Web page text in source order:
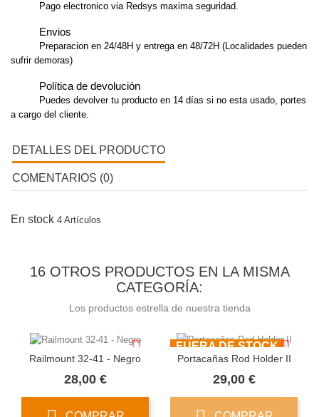
Pago electronico via Redsys maxima seguridad.
Envios
Preparacion en 24/48H y entrega en 48/72H (Localidades pueden
sufrir demoras)
Política de devolución
Puedes devolver tu producto en 14 días si no esta usado, portes
a cargo del cliente.
DETALLES DEL PRODUCTO
COMENTARIOS (0)
En stock 4 Artículos
16 OTROS PRODUCTOS EN LA MISMA
CATEGORÍA:
Los productos estrella de nuestra tienda
Railmount 32-41 - Negro
28,00 €Precio
FUERA DE STOCK
Portacañas Rod Holder II
29,00 €Precio